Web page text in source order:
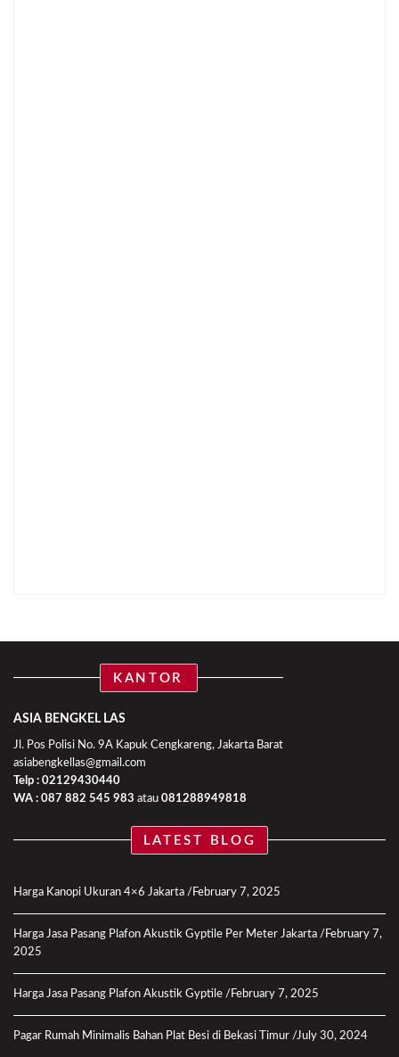
KANTOR
ASIA BENGKEL LAS
Jl. Pos Polisi No. 9A Kapuk Cengkareng, Jakarta Barat
asiabengkellas@gmail.com
Telp : 02129430440
WA : 087 882 545 983 atau 081288949818
LATEST BLOG
Harga Kanopi Ukuran 4×6 Jakarta February 7, 2025
Harga Jasa Pasang Plafon Akustik Gyptile Per Meter Jakarta
February 7,
2025
Harga Jasa Pasang Plafon Akustik Gyptile February 7, 2025
Pagar Rumah Minimalis Bahan Plat Besi di Bekasi Timur July 30, 2024